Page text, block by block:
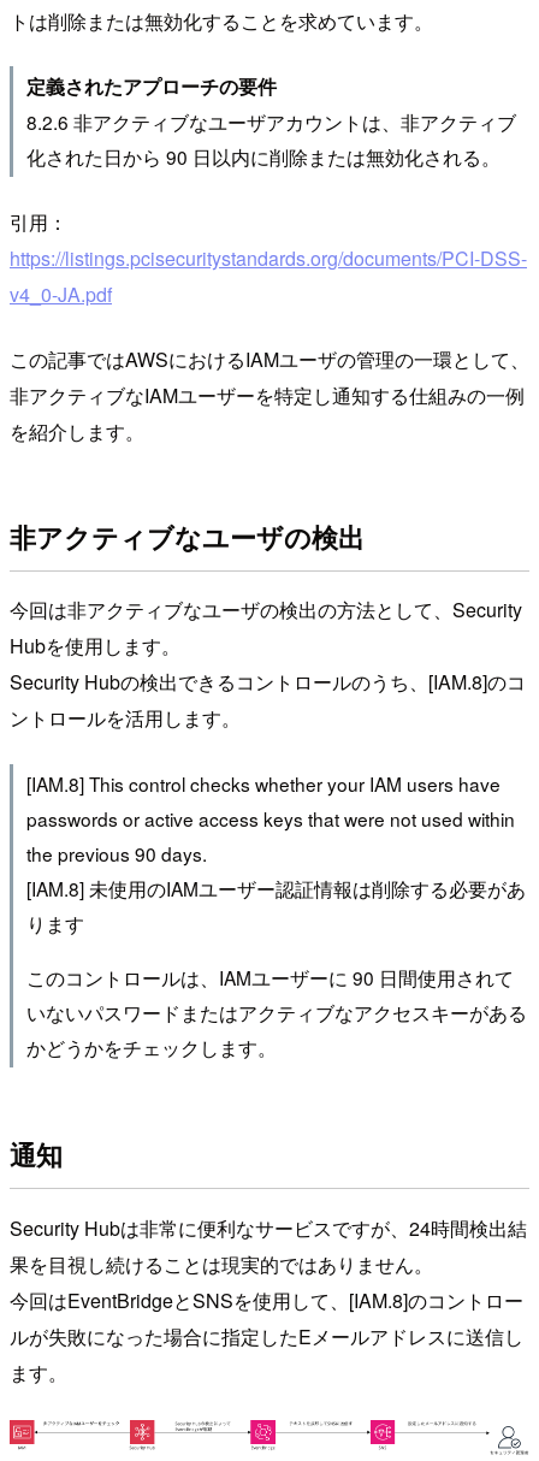
トは削除または無効化することを求めています。
定義されたアプローチの要件
8.2.6 非アクティブなユーザアカウントは、非アクティブ
化された日から 90 日以内に削除または無効化される。
引用：
https://listings.pcisecuritystandards.org/documents/PCI-DSS-
v4_0-JA.pdf
この記事ではAWSにおけるIAMユーザの管理の一環として、
非アクティブなIAMユーザーを特定し通知する仕組みの一例
を紹介します。
非アクティブなユーザの検出
今回は非アクティブなユーザの検出の方法として、Security
Hubを使用します。
Security Hubの検出できるコントロールのうち、[IAM.8]のコ
ントロールを活用します。
[IAM.8] This control checks whether your IAM users have
passwords or active access keys that were not used within
the previous 90 days.
[IAM.8] 未使用のIAMユーザー認証情報は削除する必要があ
ります
このコントロールは、IAMユーザーに 90 日間使用されて
いないパスワードまたはアクティブなアクセスキーがある
かどうかをチェックします。
通知
Security Hubは非常に便利なサービスですが、24時間検出結
果を目視し続けることは現実的ではありません。
今回はEventBridgeとSNSを使用して、[IAM.8]のコントロー
ルが失敗になった場合に指定したEメールアドレスに送信し
ます。